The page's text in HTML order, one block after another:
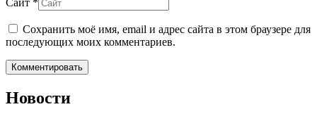
Сайт *
Сохранить моё имя, email и адрес сайта в этом браузере для
последующих моих комментариев.
Новости